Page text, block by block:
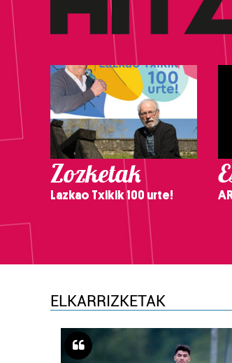
Zozketak
Lazkao Txikik 100 urte!
ELKARRIZKETAK